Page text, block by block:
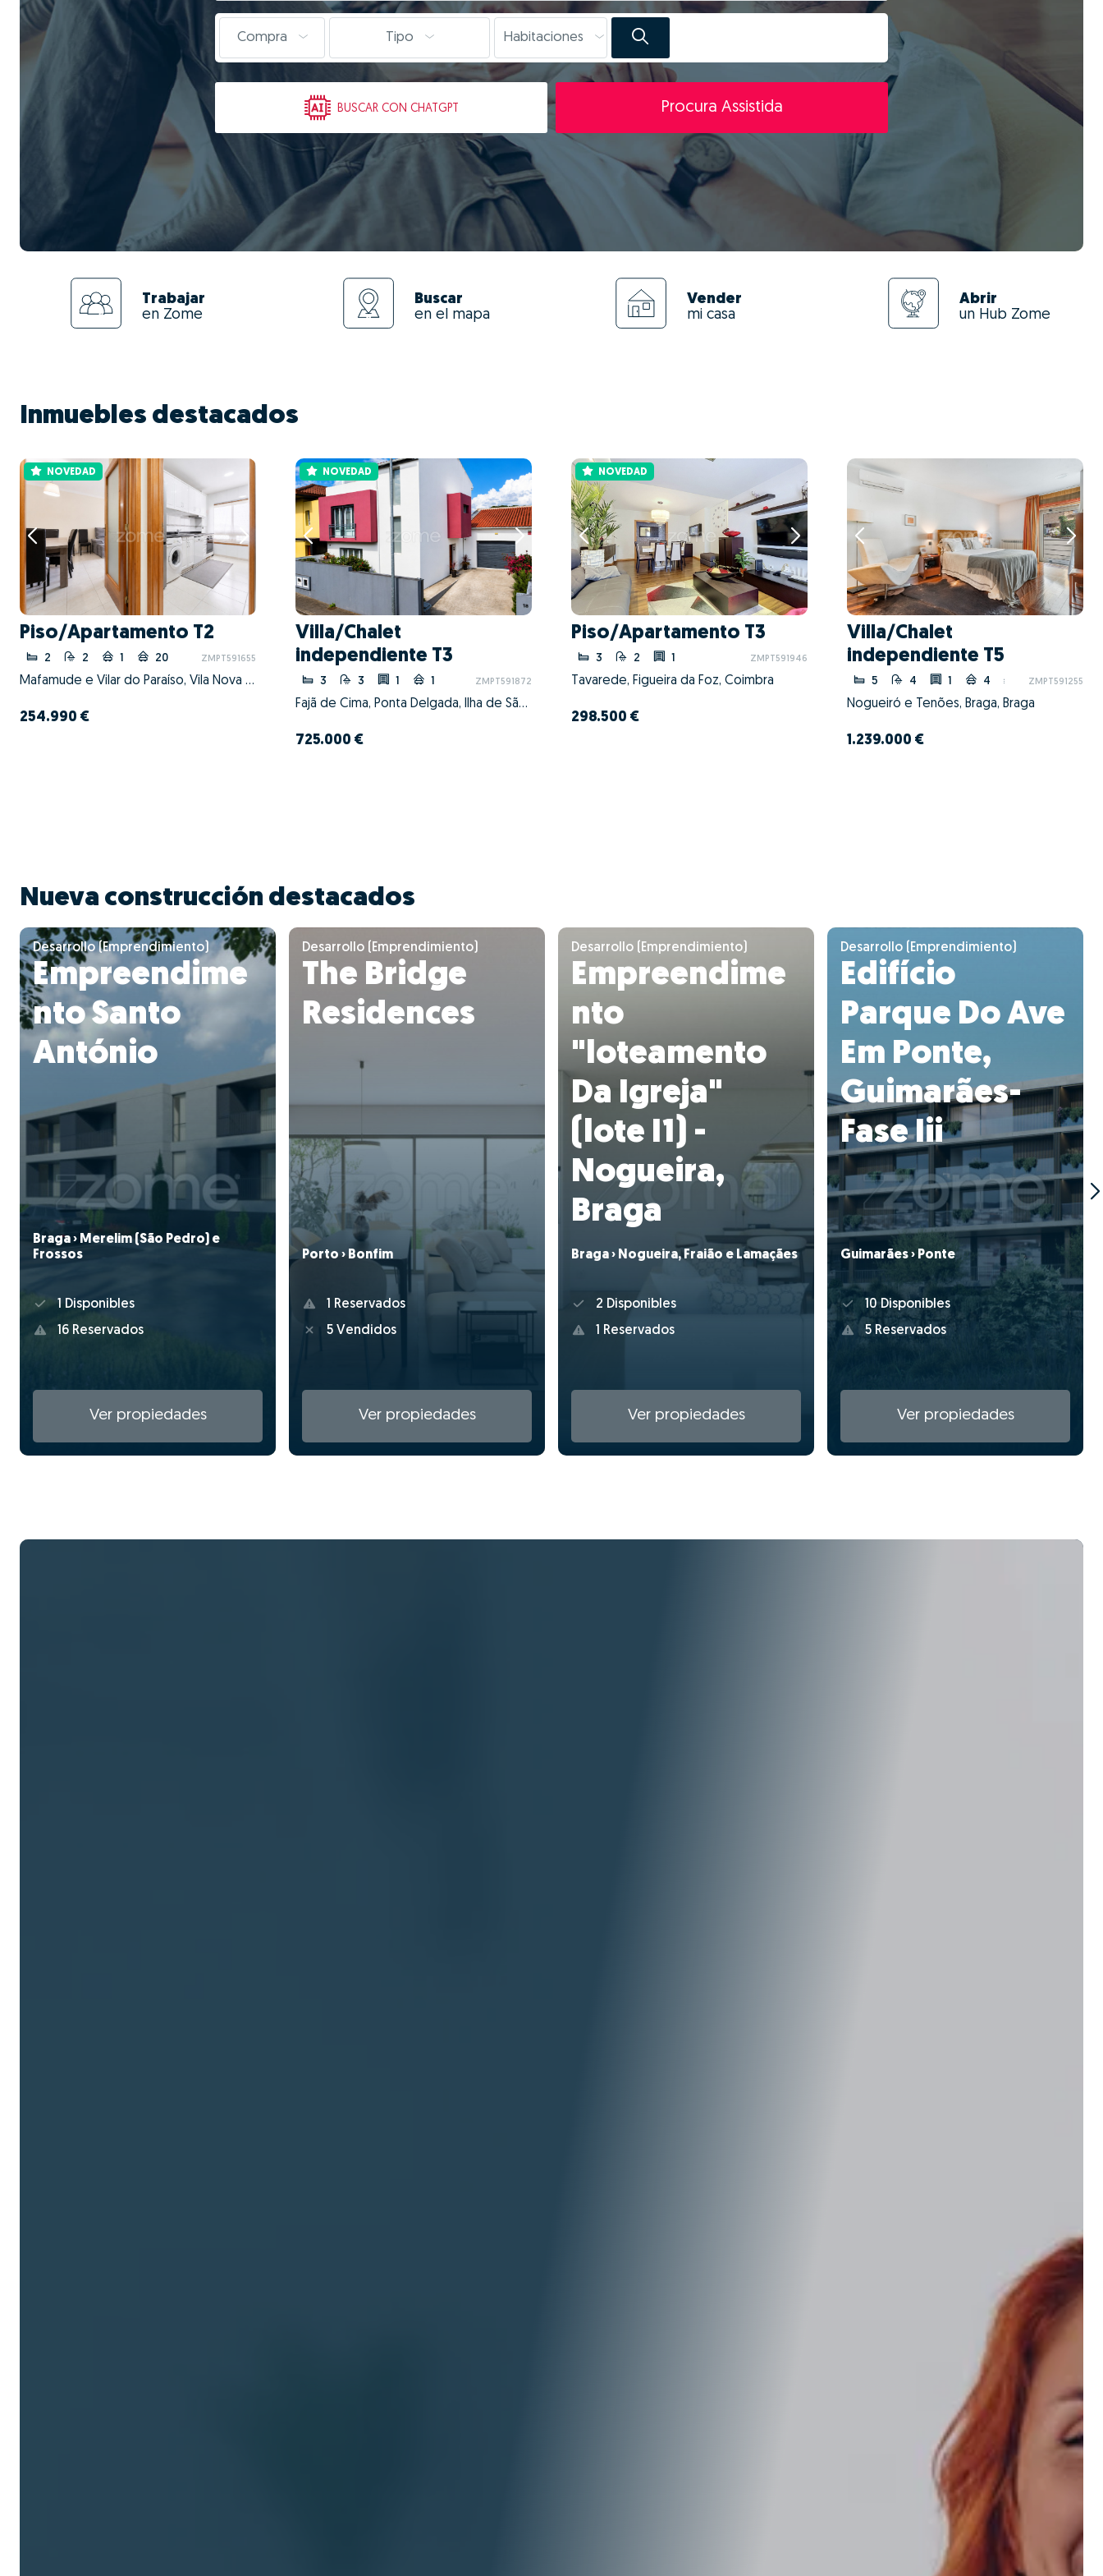
Compra Tipo Habitaciones
BUSCARCON CHATGPT Procura Assistida
Trabajar
en Zome
Buscar
en el mapa
Vender
mi casa
Abrir
un Hub Zome
Inmuebles destacados
NOVEDAD
Piso/Apartamento T2
2 2 1 20 ZMPT591655
Mafamude e Vilar do Paraíso, Vila Nova de Gaia, Porto
254.990 €
NOVEDAD
Villa/Chalet
independiente T3
3 3 1 1 ZMPT591872
Fajã de Cima, Ponta Delgada, Ilha de São Miguel
725.000 €
NOVEDAD
Piso/Apartamento T3
3 2 1 ZMPT591946
Tavarede, Figueira da Foz, Coimbra
298.500 €
Villa/Chalet
independiente T5
5 4 1 4 ZMPT591255
Nogueiró e Tenões, Braga, Braga
1.239.000 €
Nueva construcción destacados
Desarrollo (Emprendimiento)
Empreendime
nto Santo
António
Braga › Merelim (São Pedro) e
Frossos
1 Disponibles
16 Reservados
Ver propiedades
Desarrollo (Emprendimiento)
The Bridge
Residences
Porto › Bonfim
1 Reservados
5 Vendidos
Ver propiedades
Desarrollo (Emprendimiento)
Empreendime
nto
"loteamento
Da Igreja"
(lote I1) -
Nogueira,
Braga
Braga › Nogueira, Fraião e Lamaçães
2 Disponibles
1 Reservados
Ver propiedades
Desarrollo (Emprendimiento)
Edifício
Parque Do Ave
Em Ponte,
Guimarães-
Fase Iii
Guimarães › Ponte
10 Disponibles
5 Reservados
Ver propiedades